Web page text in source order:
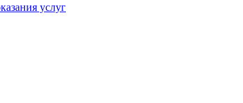
услуг